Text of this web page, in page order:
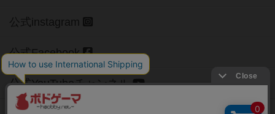
公式instagram
公式Facebook
公式YouTubeチャンネル